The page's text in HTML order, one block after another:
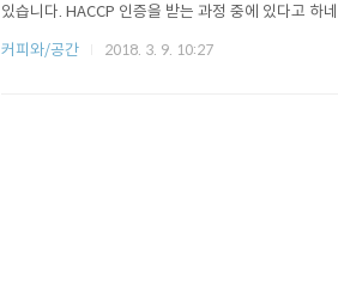
있습니다. HACCP 인증을 받는 과정 중에 있다고 하
습니다. 2층에는 좌석이 준비되어 있는데요. 2층으
커피와/공간 2018. 3. 9. 10:27